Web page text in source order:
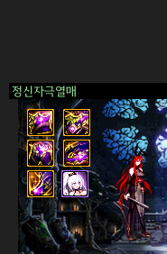
정신자극열매